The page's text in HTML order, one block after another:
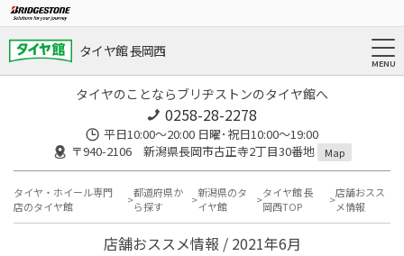
タイヤ館 長岡西
タイヤのことならブリヂストンのタイヤ館へ
0258-28-2278
平日10:00～20:00 日曜･祝日10:00～19:00
〒940-2106 新潟県長岡市古正寺2丁目30番地
Map
タイヤ・ホイール専門
店のタイヤ館
都道府県か
ら探す
新潟県のタ
イヤ館
タイヤ館 長
岡西TOP
店舗おスス
メ情報
店舗おススメ情報 / 2021年6月